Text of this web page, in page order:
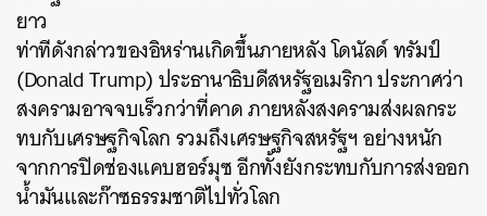
ยาว
ท่าทีดังกล่าวของอิหร่านเกิดขึ้นภายหลัง โดนัลด์ ทรัมป์
(Donald Trump) ประธานาธิบดีสหรัฐอเมริกา ประกาศว่า
สงครามอาจจบเร็วกว่าที่คาด ภายหลังสงครามส่งผลกระ
ทบกับเศรษฐกิจโลก รวมถึงเศรษฐกิจสหรัฐฯ อย่างหนัก
จากการปิดช่องแคบฮอร์มุซ อีกทั้งยังกระทบกับการส่งออก
น้ำมันและก๊าซธรรมชาติไปทั่วโลก
ค้นหา
SHARE TWEET LINE EMAIL